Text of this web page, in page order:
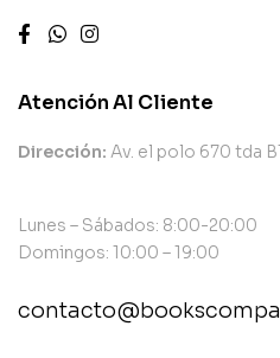
Atención Al Cliente
Dirección: Av. el polo 670 tda
Lunes – Sábados: 8:00-20:00
Domingos: 10:00 – 19:00